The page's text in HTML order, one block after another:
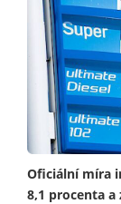
Oficiální míra
8,1 procenta